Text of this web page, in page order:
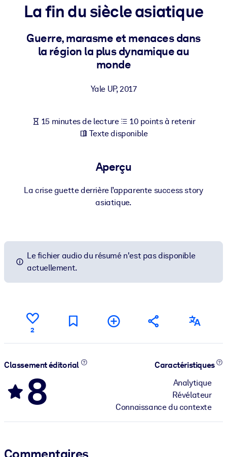
PAR SYSTÈME
Pour LMS/LXP
Intégrez des connaissances vérifiées et concises dans votre
Pour bibliothèques d'entreprise
commerciales fiables et prêtes à l'emploi.
Pour les systèmes d’IA
structurées pour améliorer les résultats.
La fin du siècle asiatique
Guerre, marasme et menaces dans
la région la plus dynamique au
monde
Yale UP,2017
15 minutes de lecture
10 points à retenir
Texte disponible
Aperçu
La crise guette derrière l’apparente success story
asiatique.
Le fichier audio du résumé n'est pas disponible
actuellement.
2
Classement éditorial
8
Caractéristiques
Analytique
Révélateur
Connaissance du contexte
Commentaires